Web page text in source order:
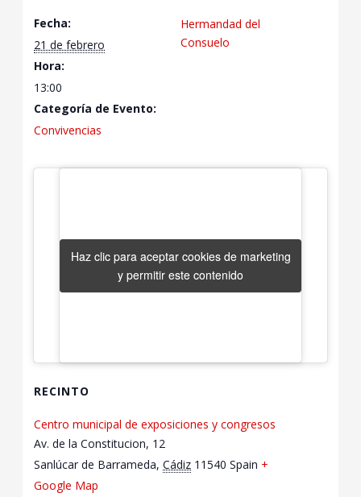
Fecha:
21 de febrero
Hora:
13:00
Categoría de Evento:
Convivencias
Hermandad del
Consuelo
RECINTO
Centro municipal de exposiciones y congresos
Av. de la Constitucion, 12
Sanlúcar de Barrameda, Cádiz 11540 Spain +
Google Map
Haz clic para aceptar cookies de marketing
y permitir este contenido
Haz clic para aceptar cookies de marketing
y permitir este contenido